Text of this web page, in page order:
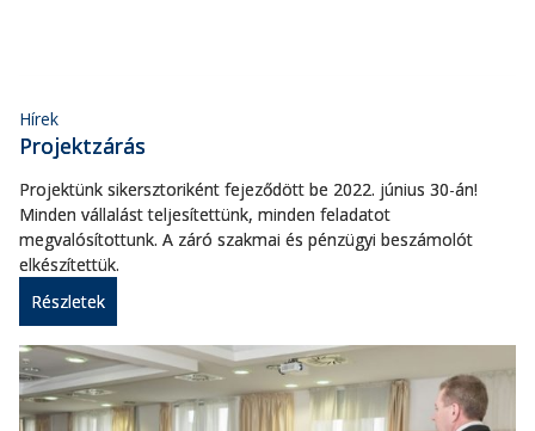
Hírek
Projektzárás
Projektünk sikersztoriként fejeződött be 2022. június 30-án!
Minden vállalást teljesítettünk, minden feladatot
megvalósítottunk. A záró szakmai és pénzügyi beszámolót
elkészítettük.
Részletek